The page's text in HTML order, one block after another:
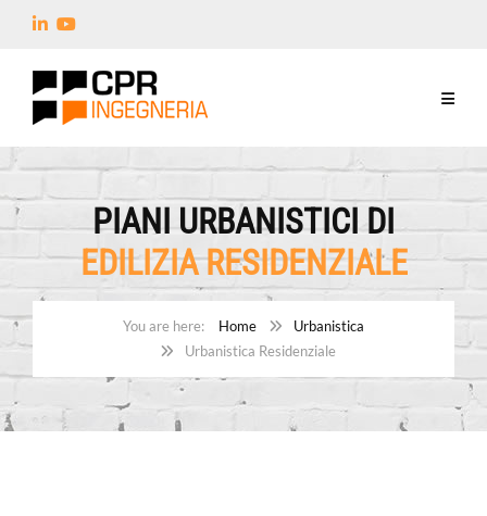
PIANI URBANISTICI DI
EDILIZIA RESIDENZIALE
Home
Urbanistica
Urbanistica Residenziale